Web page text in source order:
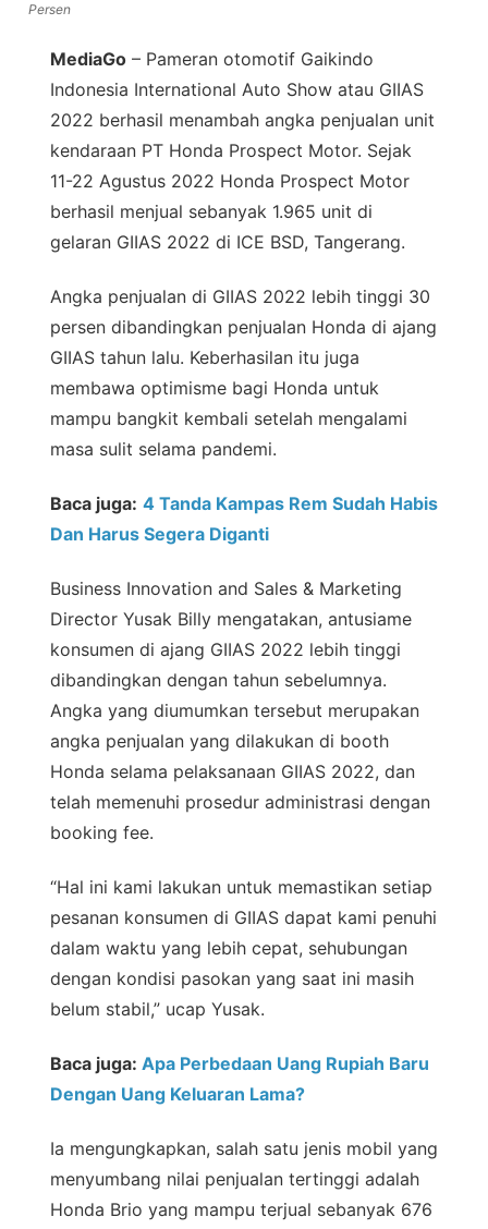
Persen
MediaGo – Pameran otomotif Gaikindo
Indonesia International Auto Show atau GIIAS
2022 berhasil menambah angka penjualan unit
kendaraan PT Honda Prospect Motor. Sejak
11-22 Agustus 2022 Honda Prospect Motor
berhasil menjual sebanyak 1.965 unit di
gelaran GIIAS 2022 di ICE BSD, Tangerang.
Angka penjualan di GIIAS 2022 lebih tinggi 30
persen dibandingkan penjualan Honda di ajang
GIIAS tahun lalu. Keberhasilan itu juga
membawa optimisme bagi Honda untuk
mampu bangkit kembali setelah mengalami
masa sulit selama pandemi.
Baca juga: 4 Tanda Kampas Rem Sudah Habis
Dan Harus Segera Diganti
Business Innovation and Sales & Marketing
Director Yusak Billy mengatakan, antusiame
konsumen di ajang GIIAS 2022 lebih tinggi
dibandingkan dengan tahun sebelumnya.
Angka yang diumumkan tersebut merupakan
angka penjualan yang dilakukan di booth
Honda selama pelaksanaan GIIAS 2022, dan
telah memenuhi prosedur administrasi dengan
booking fee.
“Hal ini kami lakukan untuk memastikan setiap
pesanan konsumen di GIIAS dapat kami penuhi
dalam waktu yang lebih cepat, sehubungan
dengan kondisi pasokan yang saat ini masih
belum stabil,” ucap Yusak.
Baca juga: Apa Perbedaan Uang Rupiah Baru
Dengan Uang Keluaran Lama?
Ia mengungkapkan, salah satu jenis mobil yang
menyumbang nilai penjualan tertinggi adalah
Honda Brio yang mampu terjual sebanyak 676